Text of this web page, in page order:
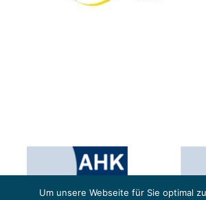
Um unsere Webseite für Sie optimal